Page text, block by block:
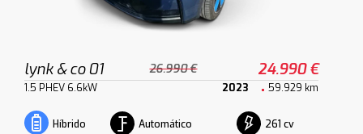
lynk & co 01 26.990 € 24.990 €
1.5 PHEV 6.6kW 2023 59.929 km
Híbrido Automático 261 cv